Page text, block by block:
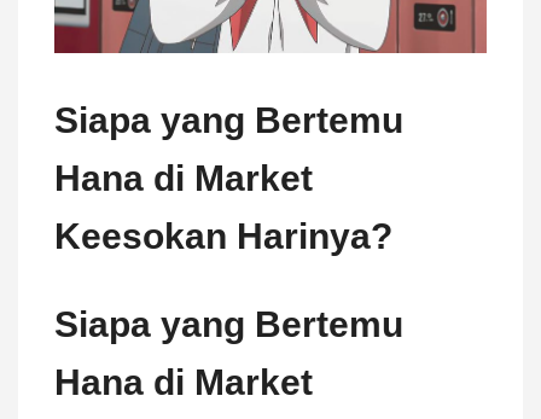
Siapa yang Bertemu
Hana di Market
Keesokan Harinya?
Siapa yang Bertemu
Hana di Market